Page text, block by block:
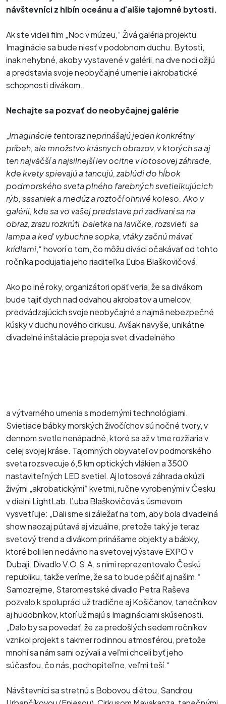
návštevníci z hlbín oceánu a ďalšie tajomné bytosti.
Ak ste videli film „Noc v múzeu,“ Živá galéria projektu
Imaginácie sa bude niesť v podobnom duchu. Bytosti,
inak nehybné, akoby vystavené v galérii, na dve noci ožijú
a predstavia svoje neobyčajné umenie i akrobatické
schopnosti divákom.
Nechajte sa pozvať do neobyčajnej galérie
„Imaginácie tentoraz neprinášajú jeden konkrétny
príbeh, ale množstvo krásnych obrazov, v ktorých sa aj
ten najväčší a najsilnejší lev ocitne v lotosovej záhrade,
kde kvety spievajú a tancujú, zablúdi do hĺbok
podmorského sveta plného farebných svetielkujúcich
rýb, sasaniek a medúz a roztočí ohnivé koleso. Ako v
galérii, kde sa vo vašej predstave pri zadívaní sa na
obraz, zrazu rozkrúti baletka na lavičke, rozsvieti sa
lampa a keď vybuchne sopka, vtáky začnú mávať
krídlami,“ hovorí o tom, čo môžu diváci očakávať od tohto
ročníka podujatia jeho riaditeľka Ľuba Blaškovičová.
Ako po iné roky, organizátori opäť veria, že sa divákom
bude tajiť dych nad odvahou akrobatov a umelcov,
predvádzajúcich svoje neobyčajné a najmä nebezpečné
kúsky v duchu nového cirkusu. Avšak navyše, unikátne
divadelné inštalácie prepoja svet divadelného
a výtvarného umenia s modernými technológiami.
Svietiace bábky morských živočíchov sú nočné tvory, v
dennom svetle nenápadné, ktoré sa až v tme rozžiaria v
celej svojej kráse. Tajomných obyvateľov podmorského
sveta rozsvecuje 6,5 km optických vlákien a 3500
nastaviteľných LED svetiel. Aj lotosová záhrada okúzli
živými „akrobatickými“ kvetmi, ručne vyrobenými v Česku
v dielni LightLab. Ľuba Blaškovičová s úsmevom
vysvetľuje: „Dali sme si záležať na tom, aby bola divadelná
show naozaj pútavá aj vizuálne, pretože taký je teraz
svetový trend a divákom prinášame objekty a bábky,
ktoré boli len nedávno na svetovej výstave EXPO v
Dubaji. Divadlo V.O.S.A. s nimi reprezentovalo Českú
republiku, takže veríme, že sa to bude páčiť aj našim.“
Samozrejme, Staromestské divadlo Petra Raševa
pozvalo k spolupráci už tradične aj Košičanov, tanečníkov
aj hudobníkov, ktorí už majú s Imagináciami skúsenosti.
„Dalo by sa povedať, že za predošlých sedem ročníkov
vznikol projekt s takmer rodinnou atmosférou, pretože
mnohí sa nám sami ozývali a veľmi chceli byť jeho
súčasťou, čo nás, pochopiteľne, veľmi teší.“
Návštevníci sa stretnú s Bobovou diétou, Sandrou